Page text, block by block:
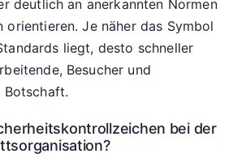
deutlich an anerkannten Normen
orientieren. Je näher das Symbol
liegt, desto schneller
Besucher und
Botschaft.
bei der